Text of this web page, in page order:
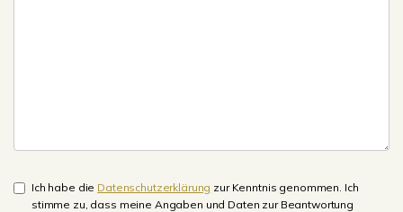
Ich habe die Datenschutzerklärung zur Kenntnis genommen. Ich
stimme zu, dass meine Angaben und Daten zur Beantwortung